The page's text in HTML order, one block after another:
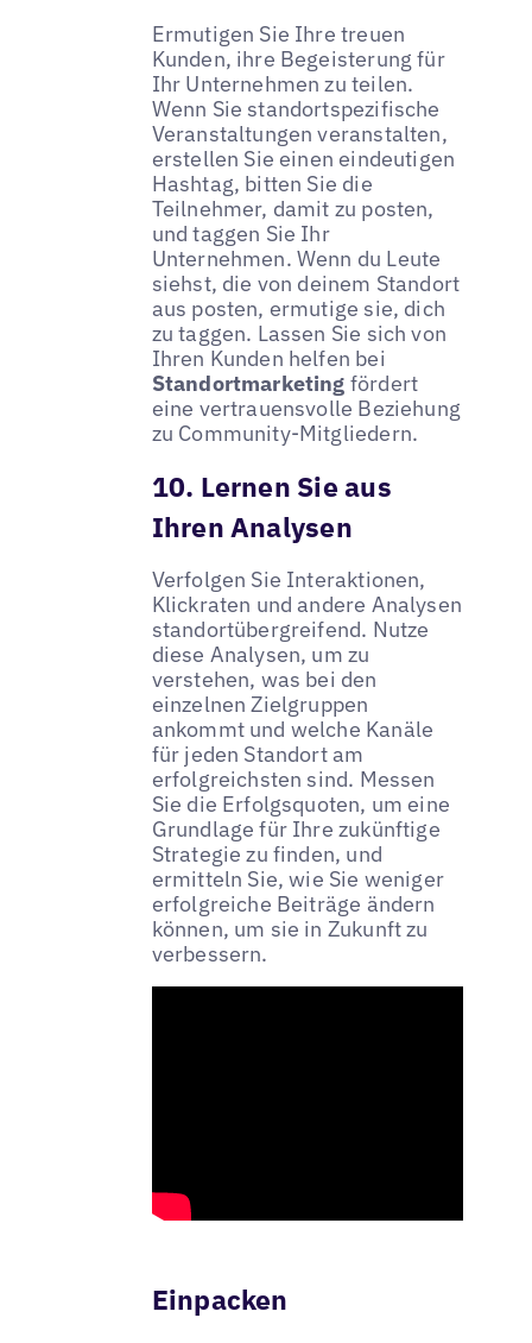
Ermutigen Sie Ihre treuen
Kunden, ihre Begeisterung für
Ihr Unternehmen zu teilen.
Wenn Sie standortspezifische
Veranstaltungen veranstalten,
erstellen Sie einen eindeutigen
Hashtag, bitten Sie die
Teilnehmer, damit zu posten,
und taggen Sie Ihr
Unternehmen. Wenn du Leute
siehst, die von deinem Standort
aus posten, ermutige sie, dich
zu taggen. Lassen Sie sich von
Ihren Kunden helfen bei
Standortmarketing fördert
eine vertrauensvolle Beziehung
zu Community-Mitgliedern.
10. Lernen Sie aus
Ihren Analysen
Verfolgen Sie Interaktionen,
Klickraten und andere Analysen
standortübergreifend. Nutze
diese Analysen, um zu
verstehen, was bei den
einzelnen Zielgruppen
ankommt und welche Kanäle
für jeden Standort am
erfolgreichsten sind. Messen
Sie die Erfolgsquoten, um eine
Grundlage für Ihre zukünftige
Strategie zu finden, und
ermitteln Sie, wie Sie weniger
erfolgreiche Beiträge ändern
können, um sie in Zukunft zu
verbessern.
Einpacken